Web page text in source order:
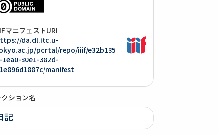
マニフェストURI
da.dl.itc.u-
portal/repo/iiif/e32b185
1ea0-80e1-382d-
manifest
ション名
記